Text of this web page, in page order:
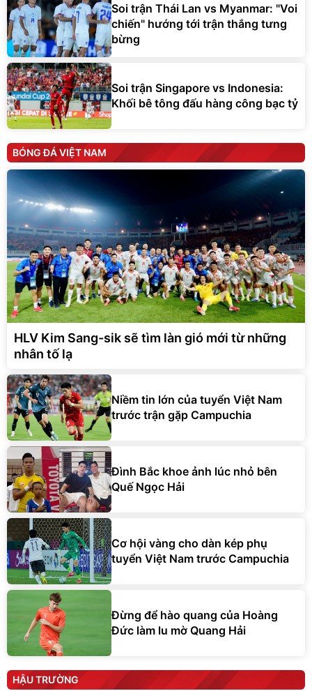
Soi trận Thái Lan vs Myanmar: "Voi
chiến" hướng tới trận thắng tưng
bừng
Soi trận Singapore vs Indonesia:
Khối bê tông đấu hàng công bạc tỷ
BÓNG ĐÁ VIỆT NAM
HLV Kim Sang-sik sẽ tìm làn gió mới từ những
nhân tố lạ
Niềm tin lớn của tuyển Việt Nam
trước trận gặp Campuchia
Đình Bắc khoe ảnh lúc nhỏ bên
Quế Ngọc Hải
Cơ hội vàng cho dàn kép phụ
tuyển Việt Nam trước Campuchia
Đừng để hào quang của Hoàng
Đức làm lu mờ Quang Hải
HẬU TRƯỜNG